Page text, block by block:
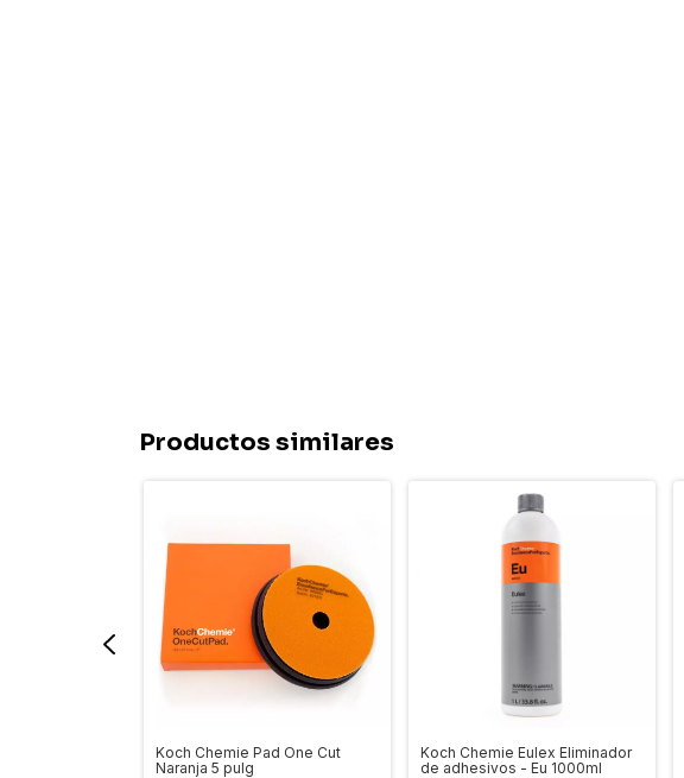
Productos similares
Koch Chemie Pad One Cut
Naranja 5 pulg
Koch Chemie Eulex Eliminador
de adhesivos - Eu 1000ml